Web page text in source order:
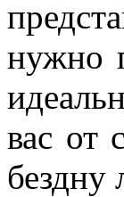
нужно
вас от
бездну